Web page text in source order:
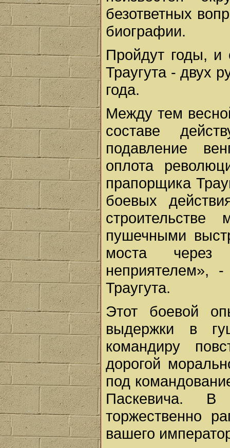
безответных
биографии.
Пройдут годы, и
Траугута - двух
года.
Между тем
составе
подавление
оплота
прапорщика
боевых
пушечными
моста через
неприятелем»,
Траугута.
Этот боевой
выдержки в
командиру
дорогой
под
Паскевича. В
торжественно
вашего